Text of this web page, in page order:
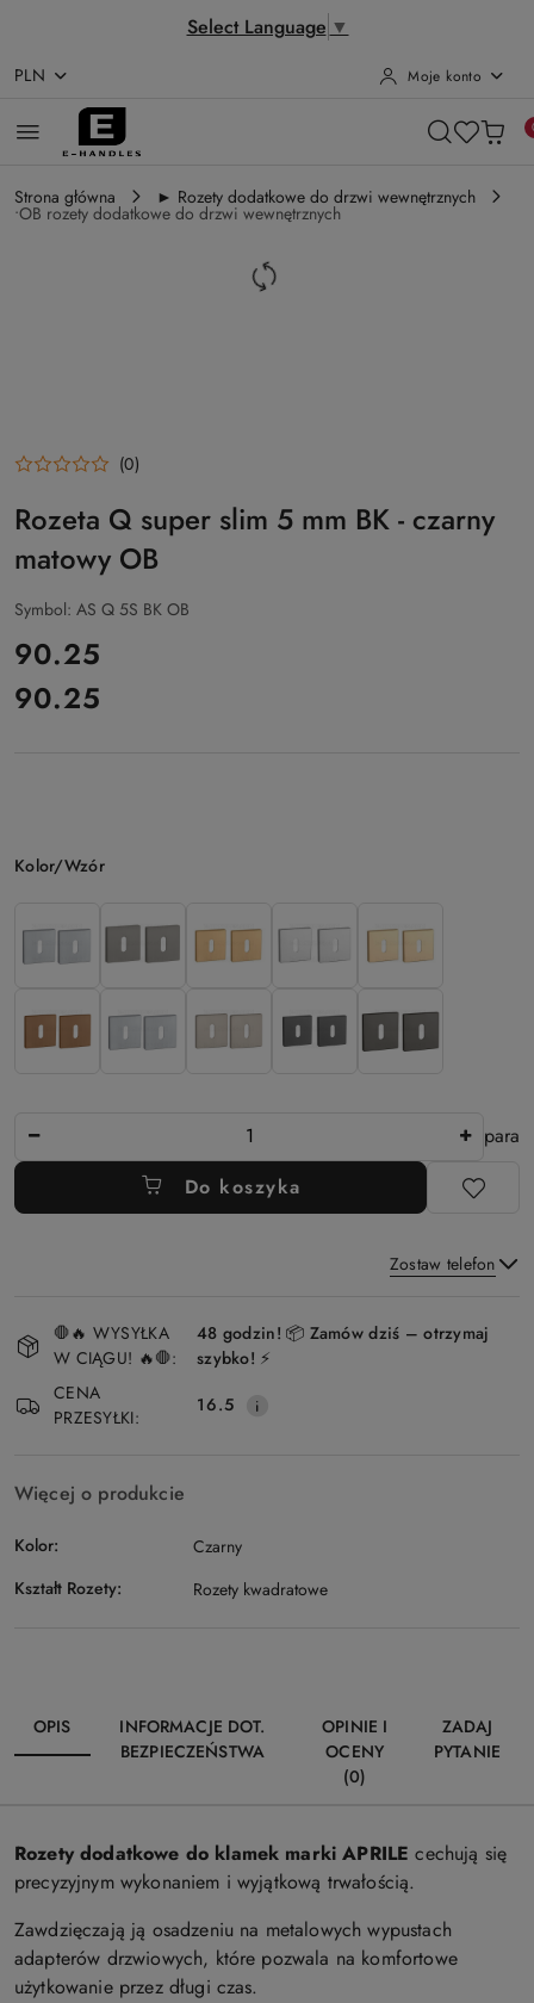
Select Language ▼
Przejdź do treści głównej
Przejdź do wyszukiwarki
Przejdź do moje konto
Przejdź do menu głównego
Przejdź do opisu produktu
Przejdź do stopki
PLN Moje konto
Strona główna ► Rozety dodatkowe do drzwi wewnętrznych
•OB rozety dodatkowe do drzwi wewnętrznych
(0)
Rozeta Q super slim 5 mm BK - czarny
matowy OB
Symbol: AS Q 5S BK OB
cena:
90.25
Cena:
90.25
Wariant
Kolor/Wzór
para
Do koszyka
Zostaw telefon
Wyślij
i
dostawa
🛑🔥 WYSYŁKA
W CIĄGU! 🔥🛑:
48 godzin! 📦 Zamów dziś – otrzymaj
szybko! ⚡
CENA
PRZESYŁKI:
16.5
Więcej o produkcie
Kolor:
Czarny
Kształt Rozety:
Rozety kwadratowe
OPIS
INFORMACJE DOT.
BEZPIECZEŃSTWA
OPINIE I
OCENY
(0)
ZADAJ
PYTANIE
Rozety dodatkowe do klamek marki APRILE cechują się
precyzyjnym wykonaniem i wyjątkową trwałością.
Zawdzięczają ją osadzeniu na metalowych wypustach
adapterów drzwiowych, które pozwala na komfortowe
użytkowanie przez długi czas.